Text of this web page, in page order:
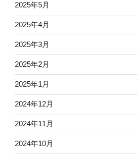
2025年5月
2025年4月
2025年3月
2025年2月
2025年1月
2024年12月
2024年11月
2024年10月